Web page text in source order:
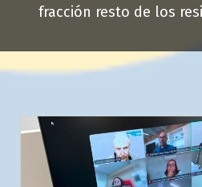
fracción resto de los